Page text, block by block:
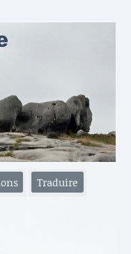
Traduire